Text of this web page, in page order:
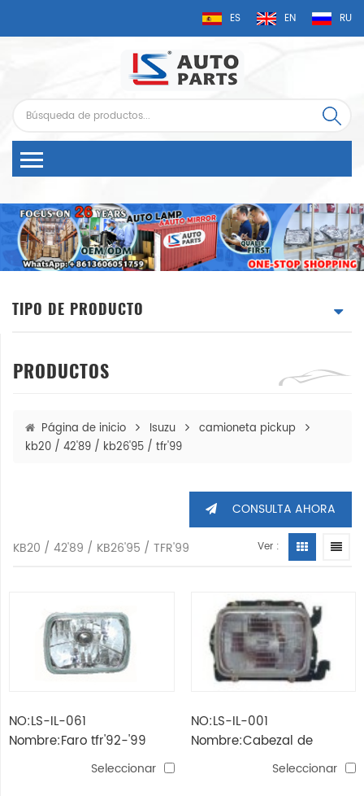
ES EN RU
TIPO DE PRODUCTO
PRODUCTOS
Página de inicio Isuzu
camioneta pickup
kb20 / 42'89 / kb26'95 / tfr'99
CONSULTA AHORA
KB20 / 42'89 / KB26'95 / TFR'99 Ver :
NO:LS-IL-061
Nombre:Faro tfr'92-'99
(lámpara cuadrada de
Seleccionar
NO:LS-IL-001
Nombre:Cabezal de
recogida kb20 / 42 '89 /
Seleccionar